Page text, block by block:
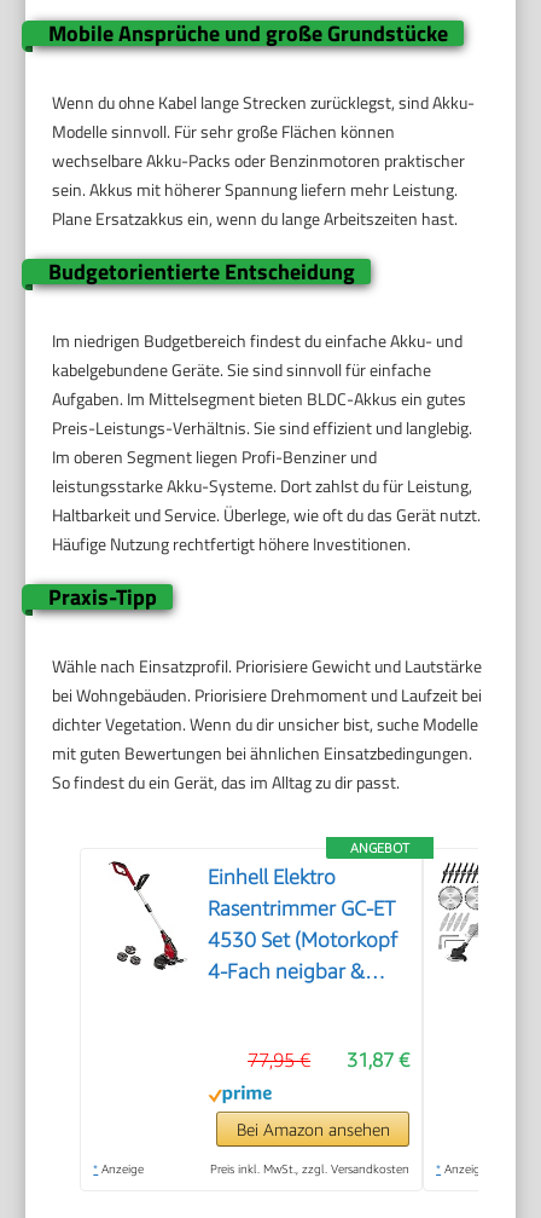
Mobile Ansprüche und große Grundstücke
Wenn du ohne Kabel lange Strecken zurücklegst, sind Akku-
Modelle sinnvoll. Für sehr große Flächen können
wechselbare Akku-Packs oder Benzinmotoren praktischer
sein. Akkus mit höherer Spannung liefern mehr Leistung.
Plane Ersatzakkus ein, wenn du lange Arbeitszeiten hast.
Budgetorientierte Entscheidung
Im niedrigen Budgetbereich findest du einfache Akku- und
kabelgebundene Geräte. Sie sind sinnvoll für einfache
Aufgaben. Im Mittelsegment bieten BLDC-Akkus ein gutes
Preis-Leistungs-Verhältnis. Sie sind effizient und langlebig.
Im oberen Segment liegen Profi-Benziner und
leistungsstarke Akku-Systeme. Dort zahlst du für Leistung,
Haltbarkeit und Service. Überlege, wie oft du das Gerät nutzt.
Häufige Nutzung rechtfertigt höhere Investitionen.
Praxis-Tipp
Wähle nach Einsatzprofil. Priorisiere Gewicht und Lautstärke
bei Wohngebäuden. Priorisiere Drehmoment und Laufzeit bei
dichter Vegetation. Wenn du dir unsicher bist, suche Modelle
mit guten Bewertungen bei ähnlichen Einsatzbedingungen.
So findest du ein Gerät, das im Alltag zu dir passt.
ANGEBOT
Einhell Elektro
Rasentrimmer GC-ET
4530 Set (Motorkopf
4-Fach neigbar &
stufenlos
teleskopierbar,
Flowerguard)
31,87 €
77,95 €
Bei Amazon ansehen
* Anzeige Preis inkl. MwSt., zzgl. Versandkosten * Anzeige